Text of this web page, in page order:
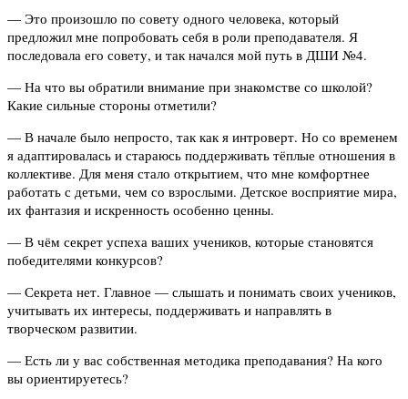
— Это произошло по совету одного человека, который
предложил мне попробовать себя в роли преподавателя. Я
последовала его совету, и так начался мой путь в ДШИ №4.
— На что вы обратили внимание при знакомстве со школой?
Какие сильные стороны отметили?
— В начале было непросто, так как я интроверт. Но со временем
я адаптировалась и стараюсь поддерживать тёплые отношения в
коллективе. Для меня стало открытием, что мне комфортнее
работать с детьми, чем со взрослыми. Детское восприятие мира,
их фантазия и искренность особенно ценны.
— В чём секрет успеха ваших учеников, которые становятся
победителями конкурсов?
— Секрета нет. Главное — слышать и понимать своих учеников,
учитывать их интересы, поддерживать и направлять в
творческом развитии.
— Есть ли у вас собственная методика преподавания? На кого
вы ориентируетесь?